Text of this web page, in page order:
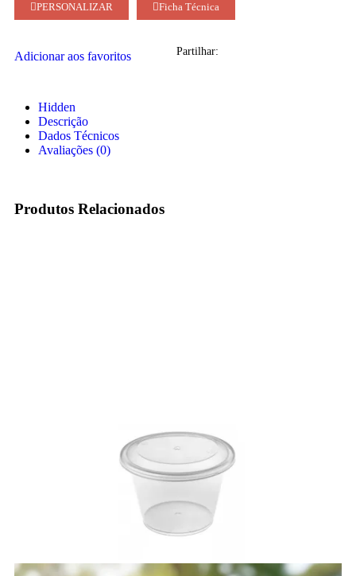
PERSONALIZAR Ficha Técnica
Adicionar aos favoritos Partilhar:
Hidden
Descrição
Dados Técnicos
Avaliações (0)
Produtos Relacionados